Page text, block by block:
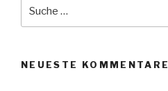
NEUESTE KOMMENTARE